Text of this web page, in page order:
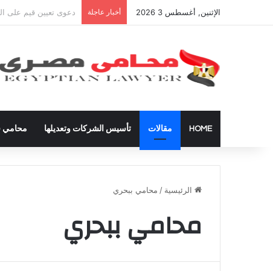
الإثنين, أغسطس 3 2026 أخبار عاجلة شراء العقارات داخل
HOME مقالات تأسيس الشركات وتعديلها محامي
الرئيسية / محامي ببحري
محامي ببحري